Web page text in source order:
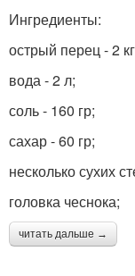
Ингредиенты:
острый перец - 2
вода - 2 л;
соль - 160 гр;
сахар - 60 гр;
несколько сухих
головка чеснока;
читать дальше →